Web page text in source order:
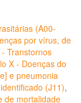
(A00-
por vírus, de
Transtornos
X - Doenças do
e pneumonia
(J11),
de mortalidade